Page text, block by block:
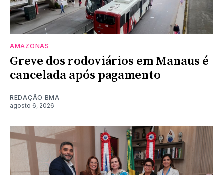
AMAZONAS
Greve dos rodoviários em Manaus é
cancelada após pagamento
REDAÇÃO BMA
agosto 6, 2026